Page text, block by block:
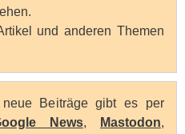
und anderen Themen
neue Beiträge gibt es per
News, Mastodon,